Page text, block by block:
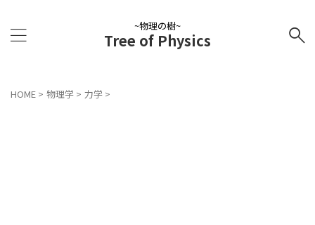
~物理の樹~
Tree of Physics
HOME > 物理学 > 力学 >